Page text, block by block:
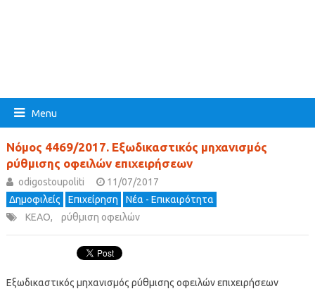
Menu
Νόμος 4469/2017. Εξωδικαστικός μηχανισμός
ρύθμισης οφειλών επιχειρήσεων
odigostoupoliti
11/07/2017
Δημοφιλείς
Επιχείρηση
Νέα - Επικαιρότητα
ΚΕΑΟ, ρύθμιση οφειλών
Εξωδικαστικός μηχανισμός ρύθμισης οφειλών επιχειρήσεων